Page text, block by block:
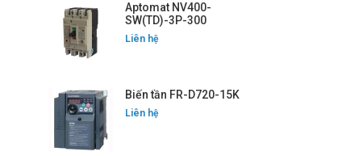
Aptomat NV400-
SW(TD)-3P-300
Liên hệ
Biến tần FR-D720-15K
Liên hệ